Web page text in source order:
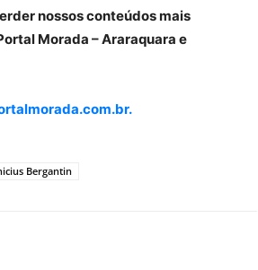
nossos conteúdos mais
Morada – Araraquara e
Bergantin